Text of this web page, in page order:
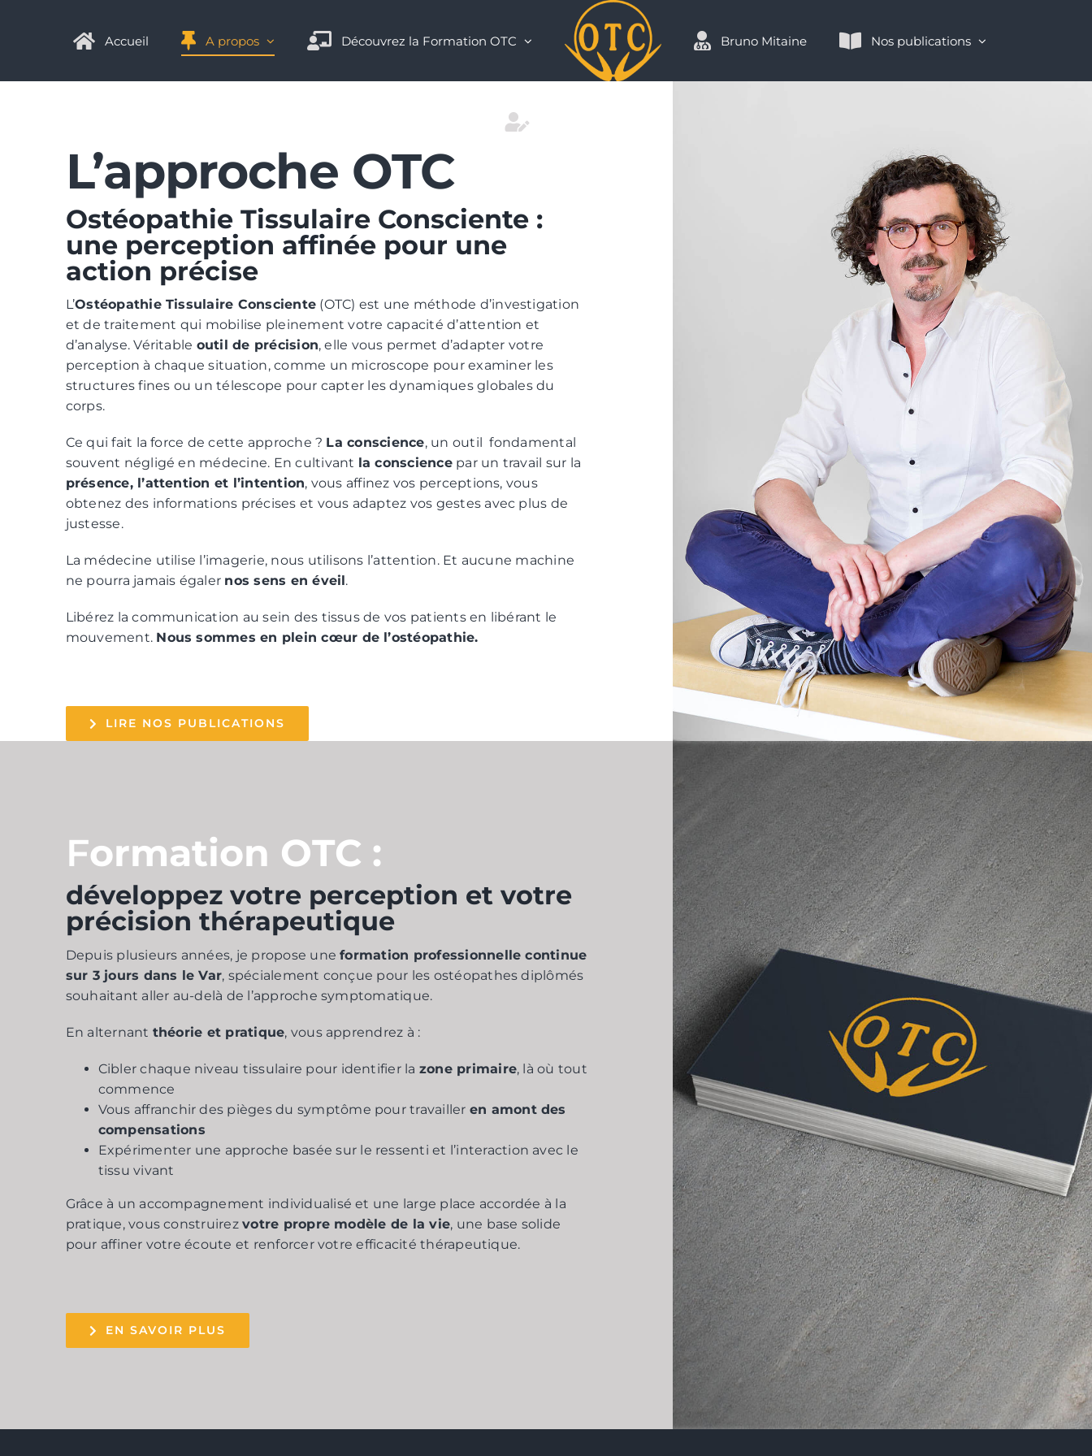
Accueil A propos Découvrez la Formation OTC Bruno Mitaine Nos publications
L’approche OTC
Ostéopathie Tissulaire Consciente :
une perception affinée pour une
action précise
L’Ostéopathie Tissulaire Consciente (OTC) est une méthode d’investigation
et de traitement qui mobilise pleinement votre capacité d’attention et
d’analyse. Véritable outil de précision, elle vous permet d’adapter votre
perception à chaque situation, comme un microscope pour examiner les
structures fines ou un télescope pour capter les dynamiques globales du
corps.
Ce qui fait la force de cette approche ? La conscience, un outil fondamental
souvent négligé en médecine. En cultivant la consciencepar un travail sur la
présence, l’attention et l’intention, vous affinez vos perceptions, vous
obtenez des informations précises et vous adaptez vos gestes avec plus de
justesse.
La médecine utilise l’imagerie, nous utilisons l’attention. Et aucune machine
ne pourra jamais égaler nos sens en éveil.
Libérez la communication au sein des tissus de vos patients en libérant le
mouvement. Nous sommes en plein cœur de l’ostéopathie.
LIRE NOS PUBLICATIONS
Formation OTC :
développez votre perception et votre
précision thérapeutique
Depuis plusieurs années, je propose uneformation professionnelle continue
sur 3 jours dans le Var, spécialement conçue pour les ostéopathes diplômés
souhaitant aller au-delà de l’approche symptomatique.
En alternant théorie et pratique, vous apprendrez à :
Cibler chaque niveau tissulaire pour identifier la zone primaire, là où tout
commence
Vous affranchir des pièges du symptôme pour travailler en amont des
compensations
Expérimenter une approche basée sur le ressenti et l’interaction avec le
tissu vivant
Grâce à un accompagnement individualisé et une large place accordée à la
pratique, vous construirezvotre propre modèle de la vie, une base solide
pour affiner votre écoute et renforcer votre efficacité thérapeutique.
EN SAVOIR PLUS